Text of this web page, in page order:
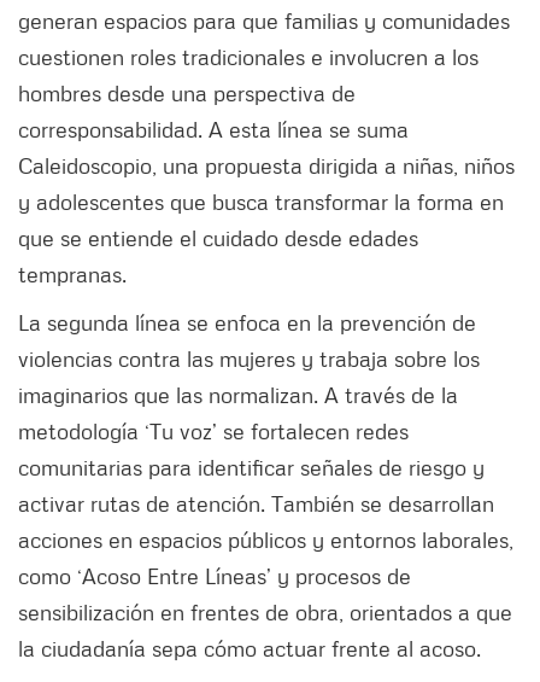
generan espacios para que familias y comunidades
cuestionen roles tradicionales e involucren a los
hombres desde una perspectiva de
corresponsabilidad. A esta línea se suma
Caleidoscopio, una propuesta dirigida a niñas, niños
y adolescentes que busca transformar la forma en
que se entiende el cuidado desde edades
tempranas.
La segunda línea se enfoca en la prevención de
violencias contra las mujeres y trabaja sobre los
imaginarios que las normalizan. A través de la
metodología ‘Tu voz’ se fortalecen redes
comunitarias para identificar señales de riesgo y
activar rutas de atención. También se desarrollan
acciones en espacios públicos y entornos laborales,
como ‘Acoso Entre Líneas’ y procesos de
sensibilización en frentes de obra, orientados a que
la ciudadanía sepa cómo actuar frente al acoso.